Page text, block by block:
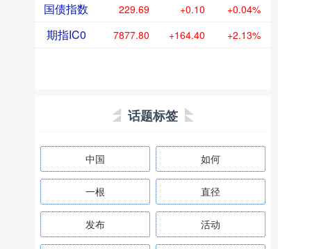
国债指数 229.69 +0.10 +0.04%
期指IC0 7877.80 +164.40 +2.13%
话题标签
中国 如何
一根 直径
发布 活动